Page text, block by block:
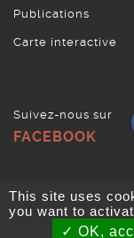
Publications
Carte interactive
Suivez-nous sur
FACEBOOK
La Ville
Portail urbanisme
This site uses
you want to
OK,